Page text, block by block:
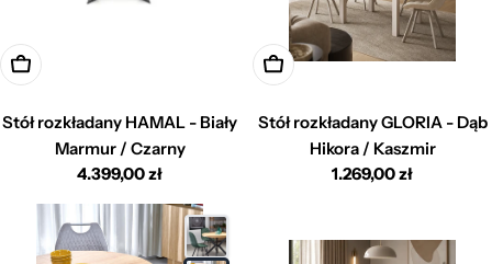
Dodaj do koszyka
Stół rozkładany HAMAL - Biały
Marmur / Czarny
Cena
4.399,00 zł
Dodaj do koszyka
Stół rozkładany GLORIA - Dąb
Hikora / Kaszmir
Cena
1.269,00 zł